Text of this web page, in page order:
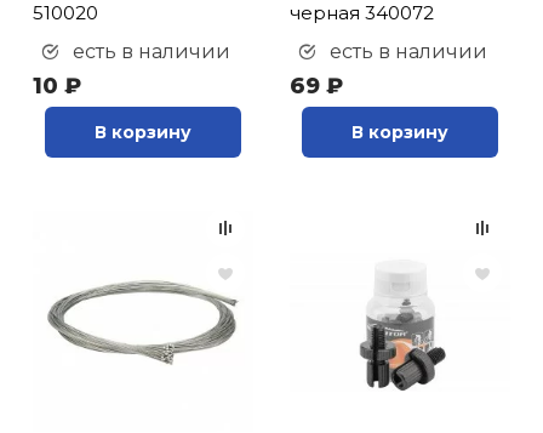
510020
есть в наличии
10 ₽
В корзину
черная 340072
есть в наличии
69 ₽
В корзину